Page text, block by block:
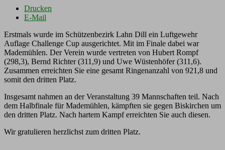
Drucken
E-Mail
Erstmals wurde im Schützenbezirk Lahn Dill ein Luftgewehr
Auflage Challenge Cup ausgerichtet. Mit im Finale dabei war
Mademühlen. Der Verein wurde vertreten von Hubert Rompf
(298,3), Bernd Richter (311,9) und Uwe Wüstenhöfer (311,6).
Zusammen erreichten Sie eine gesamt Ringenanzahl von 921,8 und
somit den dritten Platz.
Insgesamt nahmen an der Veranstaltung 39 Mannschaften teil. Nach
dem Halbfinale für Mademühlen, kämpften sie gegen Biskirchen um
den dritten Platz. Nach hartem Kampf erreichten Sie auch diesen.
Wir gratulieren herzlichst zum dritten Platz.